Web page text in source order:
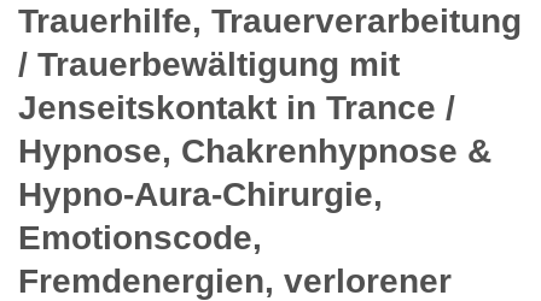
Trauerhilfe, Trauerverarbeitung
/ Trauerbewältigung mit
Jenseitskontakt in Trance /
Hypnose, Chakrenhypnose &
Hypno-Aura-Chirurgie,
Emotionscode,
Fremdenergien, verlorener